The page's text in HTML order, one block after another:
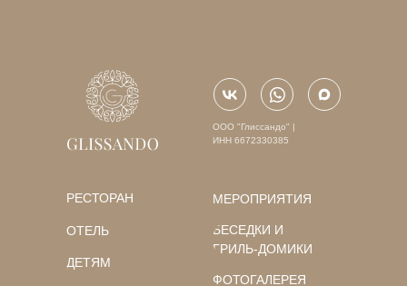
ООО "Глиссандо" |
ИНН 6672330385
БЕСЕДКИ И
ГРИЛЬ-ДОМИКИ
ФОТОГАЛЕРЕЯ
МЕРОПРИЯТИЯ
РЕСТОРАН
ОТЕЛЬ
ДЕТЯМ